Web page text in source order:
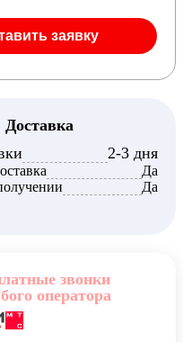
заявку
Доставка
2-3 дня
Да
Да
звонки
оператора